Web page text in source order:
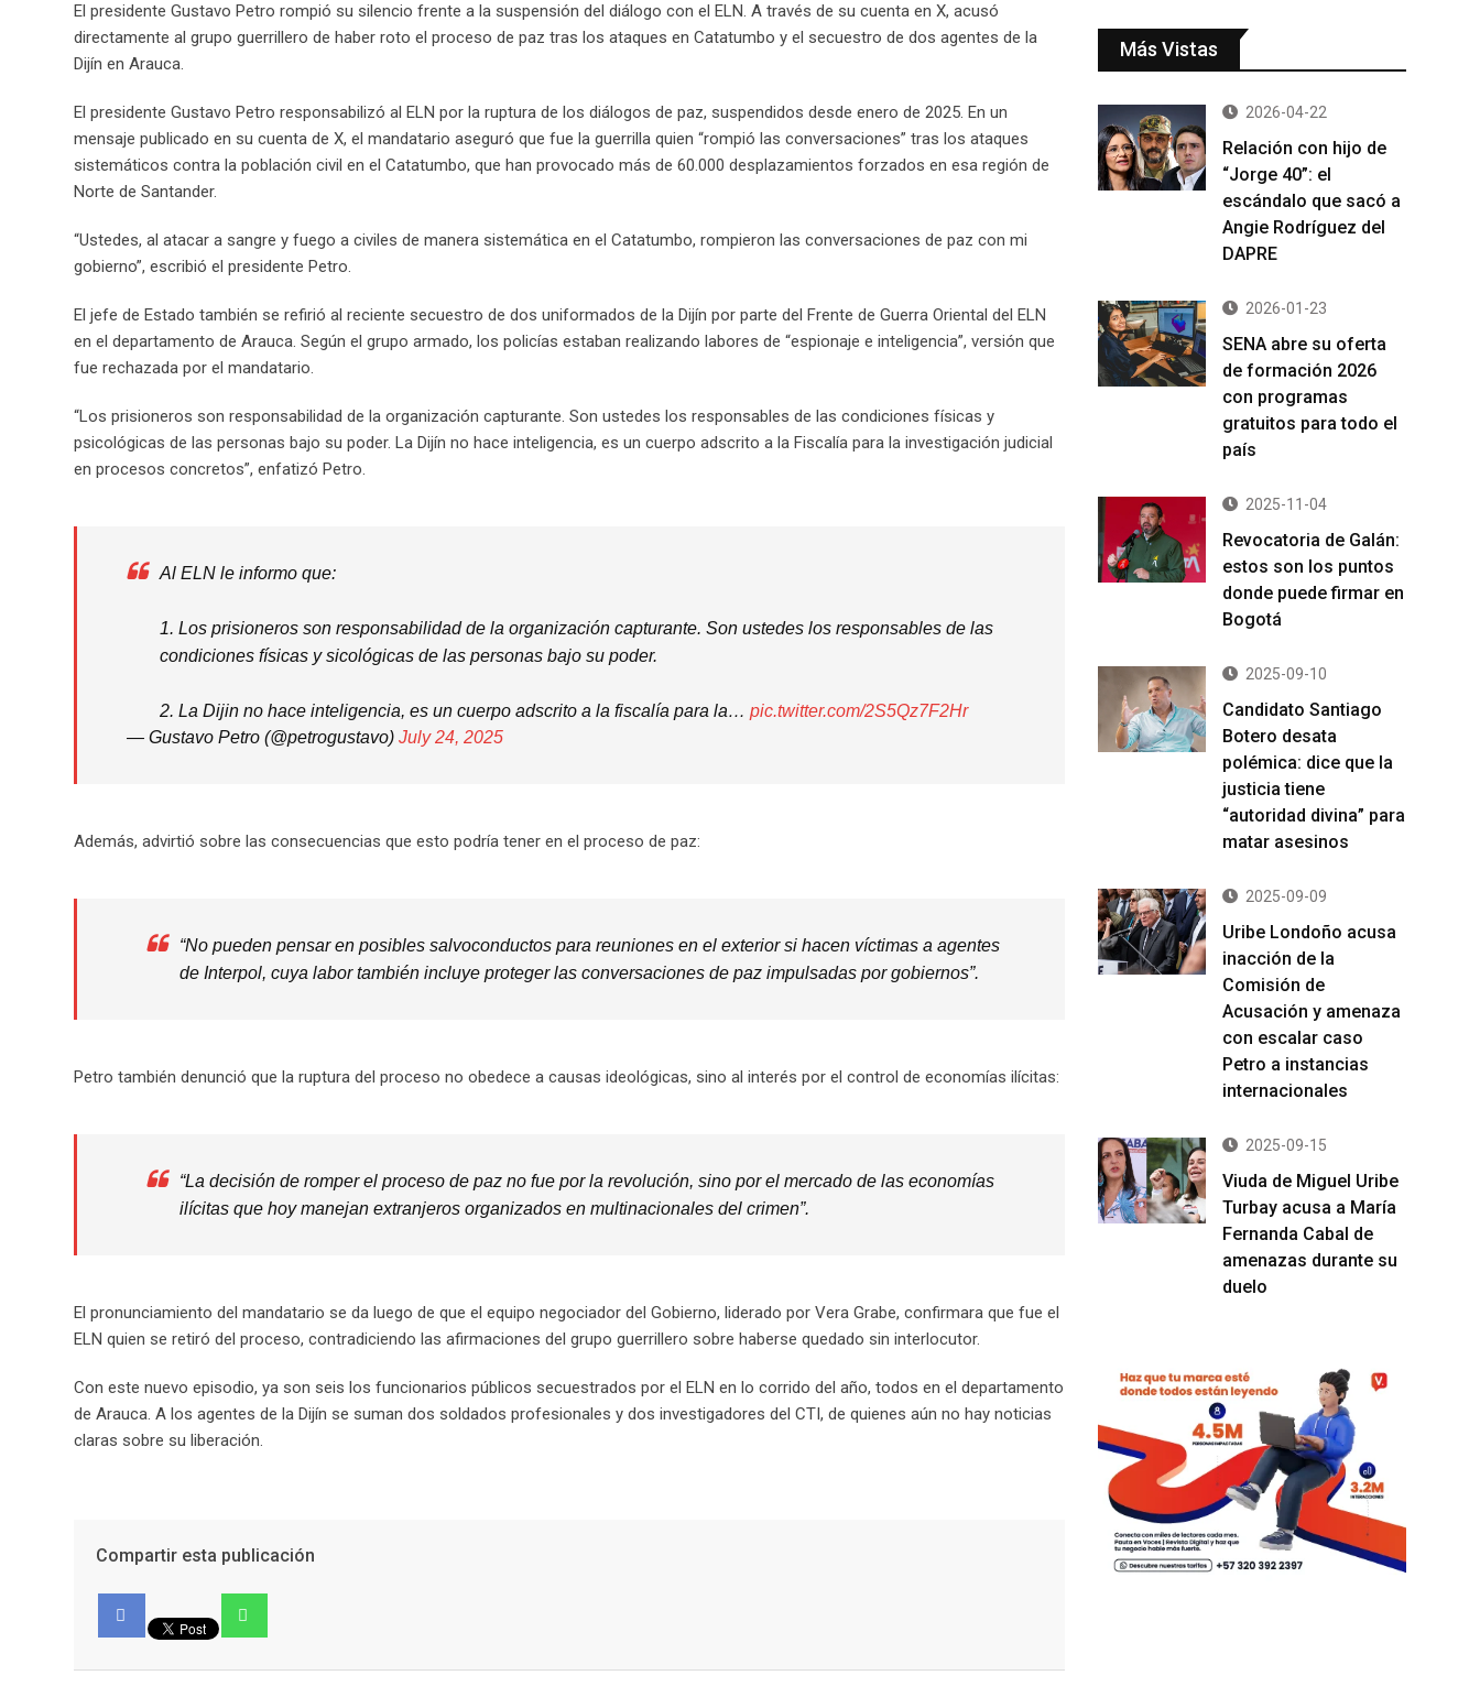
El presidente Gustavo Petro rompió su silencio frente a la suspensión del diálogo con el ELN. A través de su cuenta en X, acusó
directamente al grupo guerrillero de haber roto el proceso de paz tras los ataques en Catatumbo y el secuestro de dos agentes de la
Dijín en Arauca.
El presidente Gustavo Petro responsabilizó al ELN por la ruptura de los diálogos de paz, suspendidos desde enero de 2025. En un
mensaje publicado en su cuenta de X, el mandatario aseguró que fue la guerrilla quien “rompió las conversaciones” tras los ataques
sistemáticos contra la población civil en el Catatumbo, que han provocado más de 60.000 desplazamientos forzados en esa región de
Norte de Santander.
“Ustedes, al atacar a sangre y fuego a civiles de manera sistemática en el Catatumbo, rompieron las conversaciones de paz con mi
gobierno”, escribió el presidente Petro.
El jefe de Estado también se refirió al reciente secuestro de dos uniformados de la Dijín por parte del Frente de Guerra Oriental del ELN
en el departamento de Arauca. Según el grupo armado, los policías estaban realizando labores de “espionaje e inteligencia”, versión que
fue rechazada por el mandatario.
“Los prisioneros son responsabilidad de la organización capturante. Son ustedes los responsables de las condiciones físicas y
psicológicas de las personas bajo su poder. La Dijín no hace inteligencia, es un cuerpo adscrito a la Fiscalía para la investigación judicial
en procesos concretos”, enfatizó Petro.
Al ELN le informo que:
1. Los prisioneros son responsabilidad de la organización capturante. Son ustedes los responsables de las
condiciones físicas y sicológicas de las personas bajo su poder.
2. La Dijin no hace inteligencia, es un cuerpo adscrito a la fiscalía para la… pic.twitter.com/2S5Qz7F2Hr
— Gustavo Petro (@petrogustavo) July 24, 2025
Además, advirtió sobre las consecuencias que esto podría tener en el proceso de paz:
“No pueden pensar en posibles salvoconductos para reuniones en el exterior si hacen víctimas a agentes
de Interpol, cuya labor también incluye proteger las conversaciones de paz impulsadas por gobiernos”.
Petro también denunció que la ruptura del proceso no obedece a causas ideológicas, sino al interés por el control de economías ilícitas:
“La decisión de romper el proceso de paz no fue por la revolución, sino por el mercado de las economías
ilícitas que hoy manejan extranjeros organizados en multinacionales del crimen”.
El pronunciamiento del mandatario se da luego de que el equipo negociador del Gobierno, liderado por Vera Grabe, confirmara que fue el
ELN quien se retiró del proceso, contradiciendo las afirmaciones del grupo guerrillero sobre haberse quedado sin interlocutor.
Con este nuevo episodio, ya son seis los funcionarios públicos secuestrados por el ELN en lo corrido del año, todos en el departamento
de Arauca. A los agentes de la Dijín se suman dos soldados profesionales y dos investigadores del CTI, de quienes aún no hay noticias
claras sobre su liberación.
Compartir esta publicación
Más Vistas
2026-04-22
Relación con hijo de
“Jorge 40”: el
escándalo que sacó a
Angie Rodríguez del
DAPRE
2026-01-23
SENA abre su oferta
de formación 2026
con programas
gratuitos para todo el
país
2025-11-04
Revocatoria de Galán:
estos son los puntos
donde puede firmar en
Bogotá
2025-09-10
Candidato Santiago
Botero desata
polémica: dice que la
justicia tiene
“autoridad divina” para
matar asesinos
2025-09-09
Uribe Londoño acusa
inacción de la
Comisión de
Acusación y amenaza
con escalar caso
Petro a instancias
internacionales
2025-09-15
Viuda de Miguel Uribe
Turbay acusa a María
Fernanda Cabal de
amenazas durante su
duelo